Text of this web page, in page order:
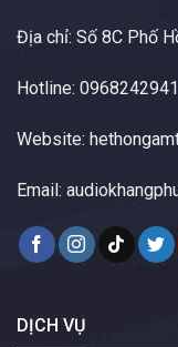
Địa chỉ: Số 8C Phố
Hotline: 0968242941
Website:
Email:
DỊCH VỤ